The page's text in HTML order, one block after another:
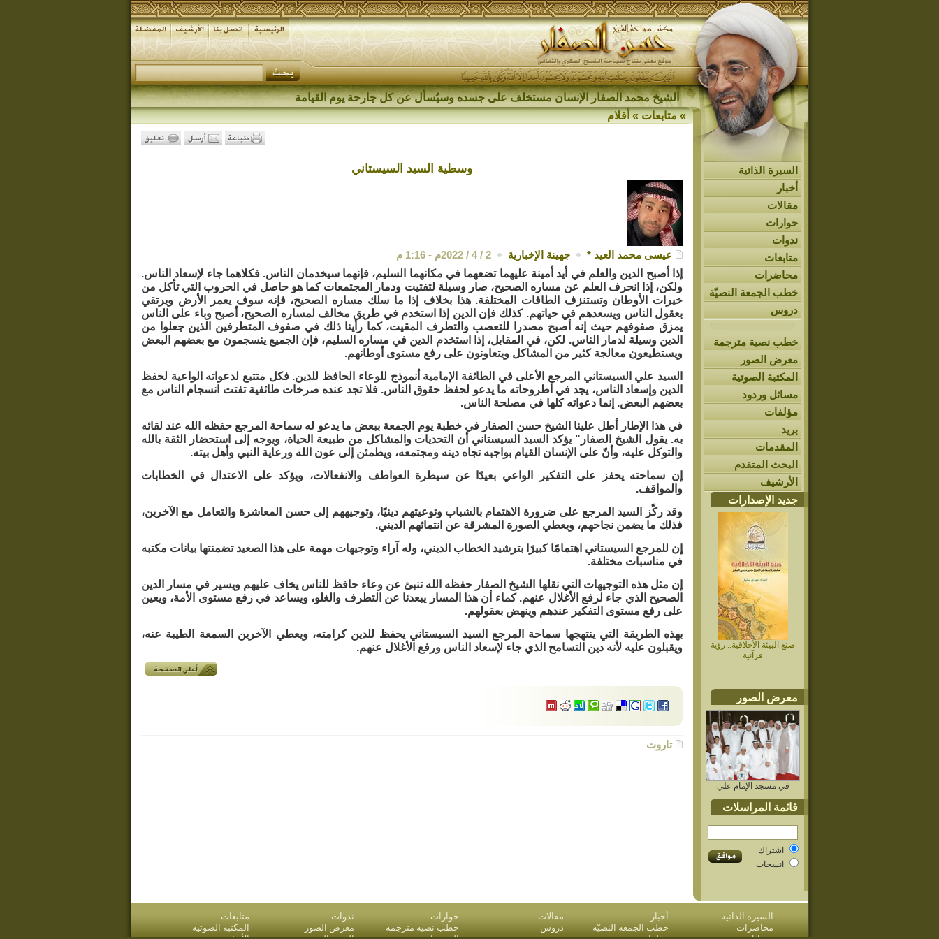
الشيخ محمد الصفار الإنسان مستخلف على جسده وسيُسأل عن كل جارحة يوم القيامة
السيرة الذاتية
أخبار
مقالات
حوارات
ندوات
متابعات
محاضرات
خطب الجمعة النصيّة
دروس
خطب نصية مترجمة
معرض الصور
المكتبة الصوتية
مسائل وردود
مؤلفات
بريد
المقدمات
البحث المتقدم
الأرشيف
جديد الإصدارات
صنع البيئة الأخلاقية.. رؤية
قرآنية
معرض الصور
في مسجد الإمام علي
قائمة المراسلات
اشتراك
انسحاب
»متابعات»أقلام
وسطية السيد السيستاني‎‎
عيسى محمد العيد * جهينة الإخبارية
2 / 4 / 2022م - 1:16 م
إذا أصبح الدين والعلم في أيد أمينة عليهما تضعهما في مكانهما السليم، فإنهما سيخدمان الناس. فكلاهما جاء لإسعاد الناس.
ولكن، إذا انحرف العلم عن مساره الصحيح، صار وسيلة لتفتيت ودمار المجتمعات كما هو حاصل في الحروب التي تأكل من
خيرات الأوطان وتستنزف الطاقات المختلفة. هذا بخلاف إذا ما سلك مساره الصحيح، فإنه سوف يعمر الأرض ويرتقي
بعقول الناس ويسعدهم في حياتهم. كذلك فإن الدين إذا استخدم في طريق مخالف لمساره الصحيح، أصبح وباء على الناس
يمزق صفوفهم حيث إنه أصبح مصدرا للتعصب والتطرف المقيت، كما رأينا ذلك في صفوف المتطرفين الذين جعلوا من
الدين وسيلة لدمار الناس. لكن، في المقابل، إذا استخدم الدين في مساره السليم، فإن الجميع ينسجمون مع بعضهم البعض
ويستطيعون معالجة كثير من المشاكل ويتعاونون على رفع مستوى أوطانهم.
السيد علي السيستاني المرجع الأعلى في الطائفة الإمامية أنموذج للوعاء الحافظ للدين. فكل متتبع لدعواته الواعية لحفظ
الدين وإسعاد الناس، يجد في أطروحاته ما يدعو لحفظ حقوق الناس. فلا تجد عنده صرخات طائفية تفتت انسجام الناس مع
بعضهم البعض. إنما دعواته كلها في مصلحة الناس.
في هذا الإطار أطل علينا الشيخ حسن الصفار في خطبة يوم الجمعة ببعض ما يدعو له سماحة المرجع حفظه الله عند لقائه
به. يقول الشيخ الصفار" يؤكد السيد السيستاني أن التحديات والمشاكل من طبيعة الحياة، ويوجه إلى استحضار الثقة بالله
والتوكل عليه، وأنّ على الإنسان القيام بواجبه تجاه دينه ومجتمعه، ويطمئن إلى عون الله ورعاية النبي وأهل بيته.
إن سماحته يحفز على التفكير الواعي بعيدًا عن سيطرة العواطف والانفعالات، ويؤكد على الاعتدال في الخطابات
والمواقف.
وقد ركّز السيد المرجع على ضرورة الاهتمام بالشباب وتوعيتهم دينيًا، وتوجيههم إلى حسن المعاشرة والتعامل مع الآخرين،
فذلك ما يضمن نجاحهم، ويعطي الصورة المشرقة عن انتمائهم الديني.
إن للمرجع السيستاني اهتمامًا كبيرًا بترشيد الخطاب الديني، وله آراء وتوجيهات مهمة على هذا الصعيد تضمنتها بيانات مكتبه
في مناسبات مختلفة.
إن مثل هذه التوجيهات التي نقلها الشيخ الصفار حفظه الله تنبئ عن وعاء حافظ للناس يخاف عليهم ويسير في مسار الدين
الصحيح الذي جاء لرفع الأغلال عنهم. كماء أن هذا المسار يبعدنا عن التطرف والغلو، ويساعد في رفع مستوى الأمة، ويعين
على رفع مستوى التفكير عندهم وينهض بعقولهم.
بهذه الطريقة التي ينتهجها سماحة المرجع السيد السيستاني يحفظ للدين كرامته، ويعطي الآخرين السمعة الطيبة عنه،
ويقبلون عليه لأنه دين التسامح الذي جاء لإسعاد الناس ورفع الأغلال عنهم.
تاروت
السيرة الذاتية أخبار مقالات حوارات ندوات
متابعات
محاضرات
خطب الجمعة النصيّة دروس خطب نصية مترجمة معرض الصور
المكتبة الصوتية